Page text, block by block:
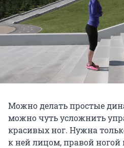
Можно делать простые
можно чуть усложнить
красивых ног. Нужна
к ней лицом, правой ногой